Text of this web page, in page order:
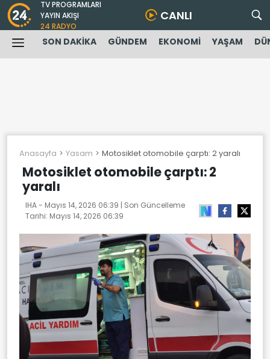
TV PROGRAMLARI
YAYIN AKIŞI
24 RADYO
CANLI
SON DAKİKA GÜNDEM EKONOMİ YAŞAM
Anasayfa Yasam Motosiklet otomobile çarptı: 2 yaralı
Motosiklet otomobile çarptı: 2
yaralı
IHA - Mayıs 14, 2026 06:39 | Son Güncelleme
Tarihi: Mayıs 14, 2026 06:39